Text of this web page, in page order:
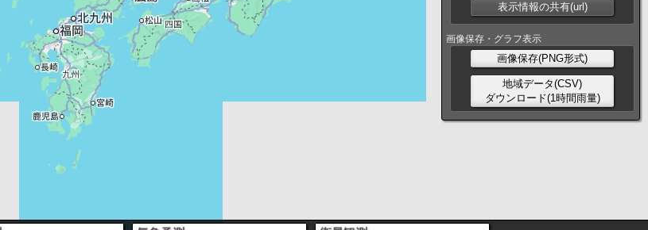
表示情報の共有(url)
画像保存・グラフ表示
画像保存(PNG形式)
地域データ(CSV)
ダウンロード(1時間雨量)